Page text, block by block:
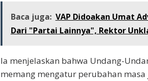
Baca juga: VAP Didoakan Umat
Dari "Partai Lainnya", Rektor
Ia menjelaskan bahwa Undang-
memang mengatur perubahan